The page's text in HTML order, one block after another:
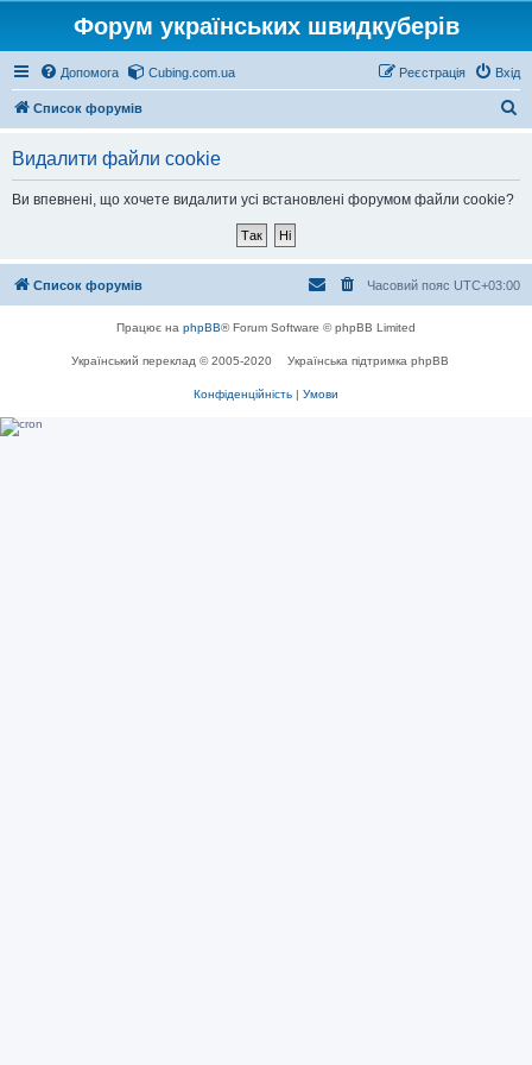
Форум українських швидкуберів
Допомога Cubing.com.ua Вхід
Реєстрація
Список форумів
Видалити файли cookie
Ви впевнені, що хочете видалити усі встановлені форумом файли cookie?
Список форумів Часовий пояс UTC+03:00
Працює на phpBB® Forum Software © phpBB Limited
Український переклад © 2005-2020 Українська підтримка phpBB
Конфіденційність | Умови